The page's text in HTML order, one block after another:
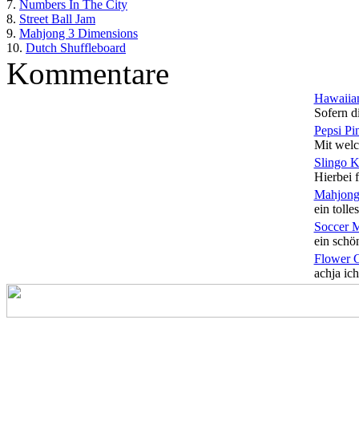
7. Numbers In The City
8. Street Ball Jam
9. Mahjong 3 Dimensions
10. Dutch Shuffleboard
Kommentare
Sofern
Pepsi
Mit
Slingo
Hierbei
ein
Soccer
ein
Flower
achja